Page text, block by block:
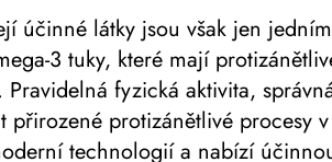
účinné látky jsou však jen
3 tuky, které mají
Pravidelná fyzická aktivita,
přirozené protizánětlivé procesy
technologií a nabízí